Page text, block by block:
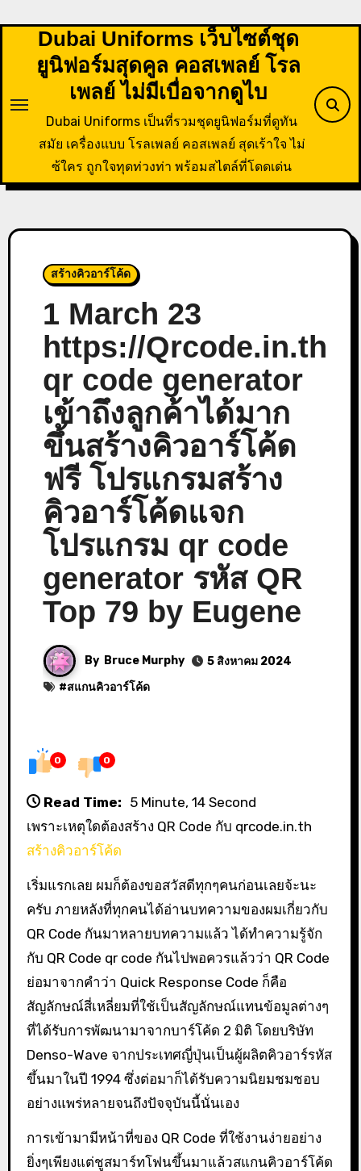
Dubai Uniforms เว็บไซต์ชุด
ยูนิฟอร์มสุดคูล คอสเพลย์ โรล
เพลย์ ไม่มีเบื่อจากดูไบ
Dubai Uniforms เป็นที่รวมชุดยูนิฟอร์มที่ดูทัน
สมัย เครื่องแบบ โรลเพลย์ คอสเพลย์ สุดเร้าใจ ไม่
ซ้ใคร ถูกใจทุดท่วงท่า พร้อมสไตล์ที่โดดเด่น
สร้างคิวอาร์โค้ด
1 March 23
https://Qrcode.in.th
qr code generator
เข้าถึงลูกค้าได้มาก
ขึ้นสร้างคิวอาร์โค้ด
ฟรี โปรแกรมสร้าง
คิวอาร์โค้ดแจก
โปรแกรม qr code
generator รหัส QR
Top 79 by Eugene
By Bruce Murphy
5 สิงหาคม 2024
#สแกนคิวอาร์โค้ด
0 0
Read Time: 5 Minute, 14 Second
เพราะเหตุใดต้องสร้าง QR Code กับ qrcode.in.th
สร้างคิวอาร์โค้ด
เริ่มแรกเลย ผมก็ต้องขอสวัสดีทุกๆคนก่อนเลยจ้ะนะ
ครับ ภายหลังที่ทุกคนได้อ่านบทความของผมเกี่ยวกับ
QR Code กันมาหลายบทความแล้ว ได้ทำความรู้จัก
กับ QR Code qr code กันไปพอควรแล้วว่า QR Code
ย่อมาจากคำว่า Quick Response Code ก็คือ
สัญลักษณ์สี่เหลี่ยมที่ใช้เป็นสัญลักษณ์แทนข้อมูลต่างๆ
ที่ได้รับการพัฒนามาจากบาร์โค้ด 2 มิติ โดยบริษัท
Denso-Wave จากประเทศญี่ปุ่นเป็นผู้ผลิตคิวอาร์รหัส
ขึ้นมาในปี 1994 ซึ่งต่อมาก็ได้รับความนิยมชมชอบ
อย่างแพร่หลายจนถึงปัจจุบันนี้นั่นเอง
การเข้ามามีหน้าที่ของ QR Code ที่ใช้งานง่ายอย่าง
ยิ่งๆเพียงแต่ชูสมาร์ทโฟนขึ้นมาแล้วสแกนคิวอาร์โค้ด